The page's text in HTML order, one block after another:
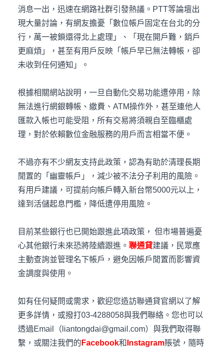
消息一出，迅速在網路社群引發熱議。PTT等論壇出
現大量討論，有網友擔憂「數位帳戶固定在台北的分
行，萬一被鎖還得北上處理」、「現在開戶難，銷戶
更麻煩」，甚至有用戶反映「帳戶早已無法轉帳，卻
未收到任何通知」。
根據相關網站說明，一旦自動化交易功能遭停用，除
無法進行網銀轉帳、繳費、ATM操作外，甚至連他人
匯款入帳也可能受阻，所有交易將須親自至臨櫃處
理，對於依賴數位金融服務的用戶而言相當不便。
不過亦有不少網友支持此政策，認為有助於清理長期
閒置的「幽靈帳戶」，減少被不法分子利用的風險。
有用戶建議，可提前向帳戶轉入新台幣5000元以上，
達到活儲起息門檻，降低遭停用風險。
目前某些銀行也已開始跟進此項政策， 但市場普遍憂
心其他銀行未來恐將陸續跟進。 聯通貸建議，民眾應
主動查詢並管理名下帳戶，避免因帳戶閒置而影響資
金調度與使用。
如有任何疑問或需求，歡迎您造訪聯通貸官網以了解
更多詳情，或撥打03-4288058與我們聯絡。您也可以
透過Email（liantongdai@gmail.com）與我們取得聯
繫，或關注我們的 Facebook和 Instagram賬號，隨時